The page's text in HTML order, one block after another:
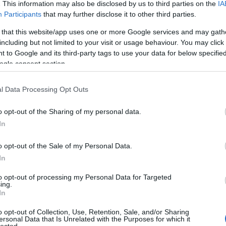
This information may also be disclosed by us to third parties on the
Participants that may further disclose it to other third parties.
that this website/app uses one or more Google services and may
but not limited to your visit or usage behaviour. You may
to Google and its third-party tags to use your data for below
consent section.
Data Processing Opt Outs
opt-out of the Sharing of my personal data.
opt-out of the Sale of my Personal Data.
opt-out of processing my Personal Data for Targeted
opt-out of Collection, Use, Retention, Sale, and/or Sharing
Data that Is Unrelated with the Purposes for which it
viták, helyi szokások, országos döntések